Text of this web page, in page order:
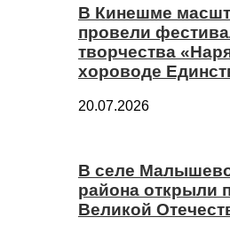
В Кинешме
провели
творчества
хороводе
20.07.2026
В селе
района открыли
Великой